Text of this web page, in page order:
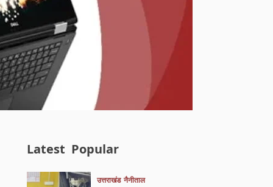
Latest Popular
उत्तराखंड नैनीताल